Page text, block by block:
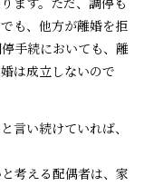
も、他方が離婚を拒
手続においても、離
は成立しないので
言い続けていれば、
考える配偶者は、家